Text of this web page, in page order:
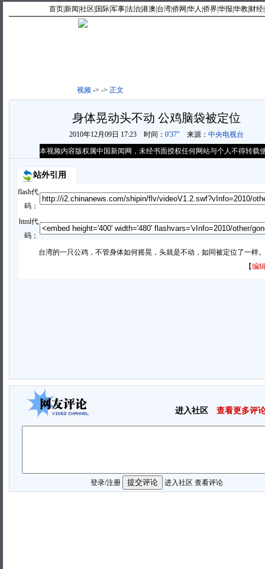
首页新闻 社区 国际军事法治港澳 台湾侨网 华人 侨界华报 华教 财经
视频 -> -> 正文
身体晃动头不动 公鸡脑袋被定位
2010年12月09日 17:23 时间： 0'37" 来源： 中央电视台
本视频内容版权属中国新闻网，未经书面授权任何网站与个人不得转载
站外引用
flash代
码：
html代
码：
台湾的一只公鸡，不管身体如何摇晃，头就是不动，如同被定位了一样。
【编
进入社区 查看更多评
登录/注册 进入社区 查看评论